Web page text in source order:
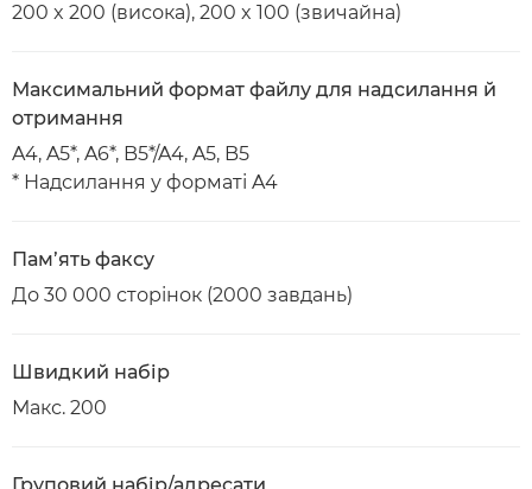
200 x 200 (висока), 200 x 100 (звичайна)
Максимальний формат файлу для надсилання й
отримання
A4, A5*, A6*, B5*/A4, A5, B5
* Надсилання у форматі A4
Пам’ять факсу
До 30 000 сторінок (2000 завдань)
Швидкий набір
Макс. 200